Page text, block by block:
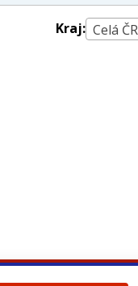
Kraj: Celá ČR